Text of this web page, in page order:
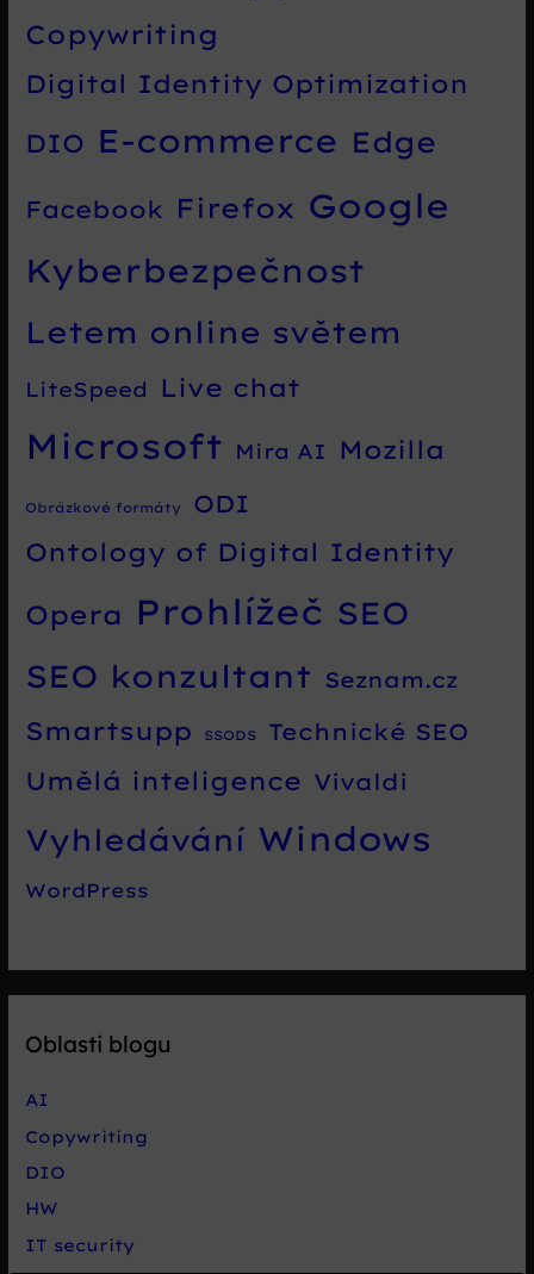
Copywriting
Digital Identity Optimization
DIO E-commerce Edge
Facebook Firefox Google
Kyberbezpečnost
Letem online světem
LiteSpeed Live chat
Microsoft Mira AI Mozilla
Obrázkové formáty ODI
Ontology of Digital Identity
Opera Prohlížeč SEO
SEO konzultant Seznam.cz
Smartsupp SSODS Technické SEO
Umělá inteligence Vivaldi
Vyhledávání Windows
WordPress
Oblasti blogu
AI
Copywriting
DIO
HW
IT security